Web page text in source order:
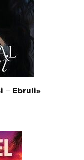
– Ebruli»